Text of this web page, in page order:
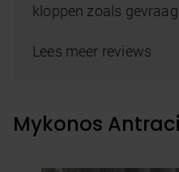
kloppen zoals
Lees meer reviews
Mykonos